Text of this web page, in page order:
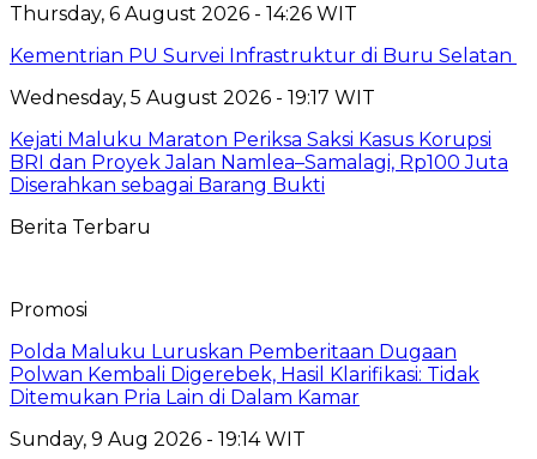
Thursday, 6 August 2026 - 14:26 WIT
Kementrian PU Survei Infrastruktur di Buru Selatan
Wednesday, 5 August 2026 - 19:17 WIT
Kejati Maluku Maraton Periksa Saksi Kasus Korupsi
BRI dan Proyek Jalan Namlea–Samalagi, Rp100 Juta
Diserahkan sebagai Barang Bukti
Berita Terbaru
Promosi
Polda Maluku Luruskan Pemberitaan Dugaan
Polwan Kembali Digerebek, Hasil Klarifikasi: Tidak
Ditemukan Pria Lain di Dalam Kamar
Sunday, 9 Aug 2026 - 19:14 WIT